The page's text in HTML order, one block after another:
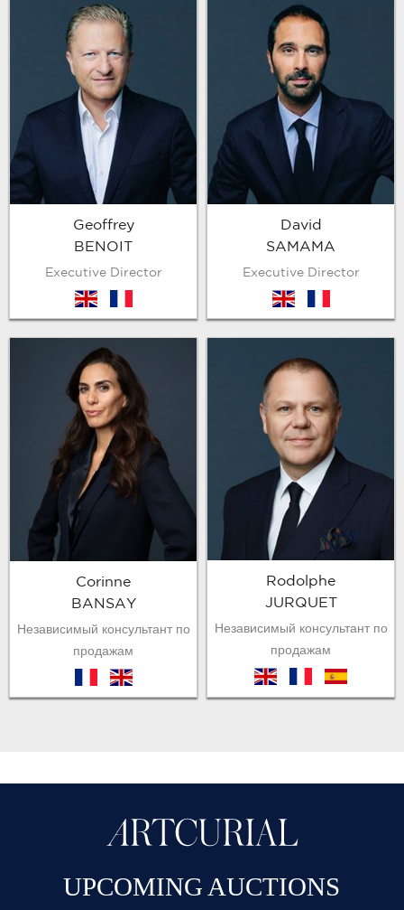
Geoffrey
BENOIT
Executive Director
en
David
SAMAMA
Executive Director
en
Corinne
BANSAY
Независимый консультант по
продажам
en
Rodolphe
JURQUET
Независимый консультант по
продажам
en es
UPCOMING AUCTIONS